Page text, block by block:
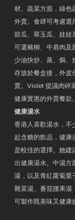
材。蔬菜方面，綠色
外賣。食肆可考慮選
節瓜、翠玉瓜、娃娃
可選豬柳、牛肩肉及
少油快炒、蒸、焗、
存放於餐盒後，外皮
賣。Violet 提議肉碎
健康實惠的外賣餐款。
健康湯水
香港人喜歡湯水，不
起含糖的飲品，健康
是較佳的選擇。她建
出健康湯水。中湯方
湯，以及青紅蘿蔔栗
雜菜湯、番茄腰果湯
可製作既美味又健康